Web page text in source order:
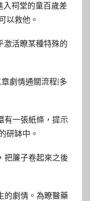
入祠堂的童百歲差
以救他。
激活瞭某種特殊的
有一張紙條，提示
研缽中。
把簾子卷起來之後
的劇情。為瞭醫藥